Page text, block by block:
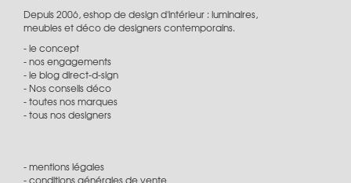
Depuis 2006, eshop de design d'intérieur : luminaires,
meubles et déco de designers contemporains.
le concept
nos engagements
le blog direct-d-sign
Nos conseils déco
toutes nos marques
tous nos designers
mentions légales
conditions générales de vente